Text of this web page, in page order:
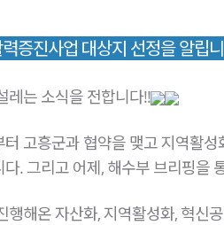
증진사업 대상지 선정을 알립
레는 소식을 전합니다!!
고흥군과 협약을 맺고 지역활
. 그리고 어제, 해수부 브리핑을
행해온 자산화, 지역활성화, 혁신